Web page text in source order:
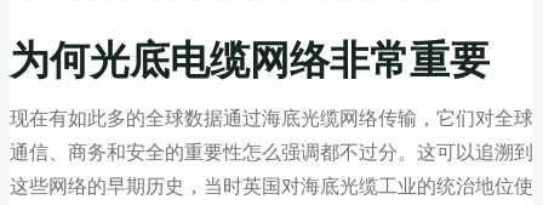
为何光底电缆网络非常重要
现在有如此多的全球数据通过海底光缆网络传输，它们对全球
通信、商务和安全的重要性怎么强调都不过分。这可以追溯到
这些网络的早期历史，当时英国对海底光缆工业的统治地位使